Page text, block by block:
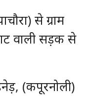
से ग्राम
वाली सड़क से
(कपूरनोली)